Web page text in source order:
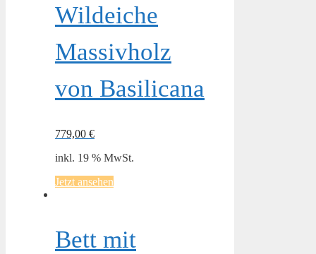
Wildeiche
Massivholz
von Basilicana
779,00 €
inkl. 19 % MwSt.
Jetzt ansehen
Bett mit